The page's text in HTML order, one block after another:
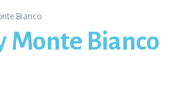
Bianco
Monte Bianco